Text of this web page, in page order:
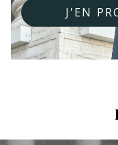
J'EN